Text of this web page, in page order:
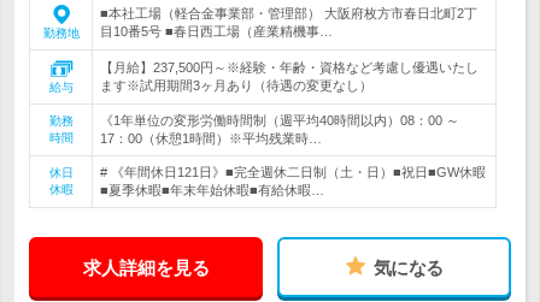
勤務地
■本社工場（軽合金事業部・管理部） 大阪府枚方市春日北町2丁
目10番5号 ■春日西工場（産業精機事…
給与
【月給】237,500円～※経験・年齢・資格など考慮し優遇いたし
ます※試用期間3ヶ月あり（待遇の変更なし）
勤務
時間
《1年単位の変形労働時間制（週平均40時間以内）08：00 ～
17：00（休憩1時間）※平均残業時…
休日
休暇
# 《年間休日121日》■完全週休二日制（土・日）■祝日■GW休暇
■夏季休暇■年末年始休暇■有給休暇…
求人詳細を見る 気になる